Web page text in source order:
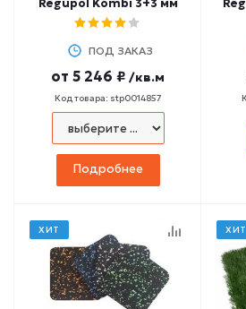
Regupol Kombi 3+3 мм
ПОД ЗАКАЗ
от 5 246 ₽ /кв.м
Код товара: stp0014857
Подробнее
ХИТ ХИТ